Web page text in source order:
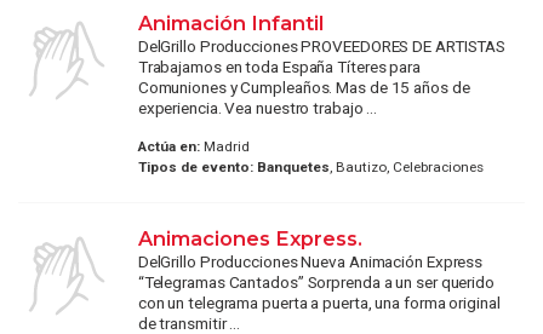
Animación Infantil
DelGrillo Producciones PROVEEDORES DE ARTISTAS
Trabajamos en toda España Títeres para
Comuniones y Cumpleaños. Mas de 15 años de
experiencia. Vea nuestro trabajo ...
Actúa en:Madrid
Tipos de evento: Banquetes , Bautizo, Celebraciones
Animaciones Express.
DelGrillo Producciones Nueva Animación Express
“Telegramas Cantados” Sorprenda a un ser querido
con un telegrama puerta a puerta, una forma original
de transmitir ...